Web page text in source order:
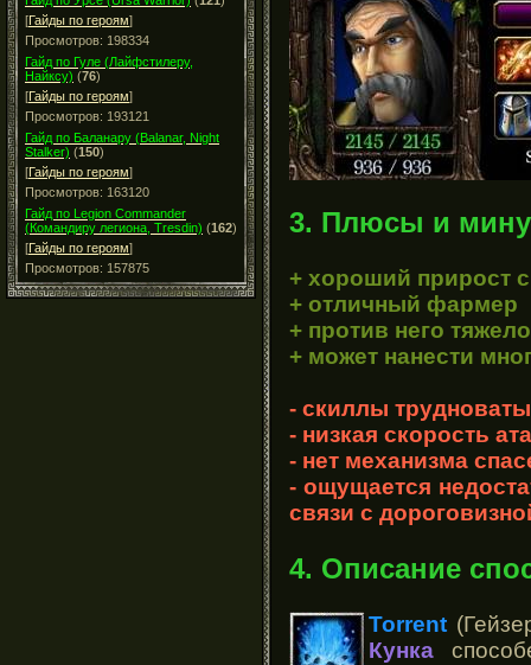
[Гайды по героям]
Просмотров: 198334
Гайд по Гуле (Лайфстилеру,
Найксу) (76)
[Гайды по героям]
Просмотров: 193121
Гайд по Баланару (Balanar, Night
Stalker) (150)
[Гайды по героям]
Просмотров: 163120
Гайд по Legion Commander
(Командиру легиона, Tresdin) (162)
[Гайды по героям]
Просмотров: 157875
3. Плюсы и
+ хороший прирост
+ отличный фармер
+ против него
+ может нанести
- скиллы
- низкая скорость
- нет механизма
- ощущается
связи с
4. Описание
Torrent
Кунка